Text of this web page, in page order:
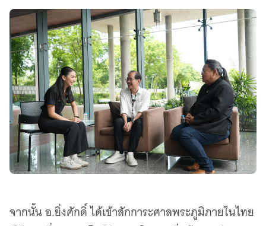
จากนั้น อ.ยิ่งศักดิ์ ได้เข้าสักการะศาลพระภูมิภายในไทย